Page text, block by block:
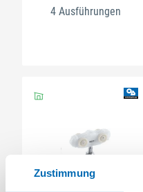
Zustimmung
4 Ausführungen